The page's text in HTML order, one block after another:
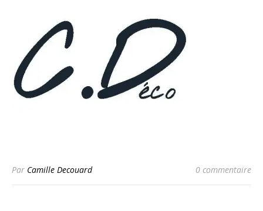
Par Camille Decouard 0 commentaire